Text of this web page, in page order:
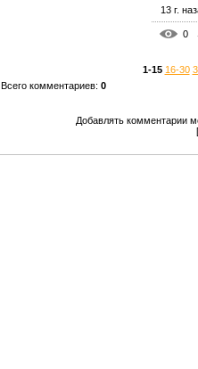
13 г.
0
1-15 16-30
Всего комментариев: 0
Добавлять комментарии